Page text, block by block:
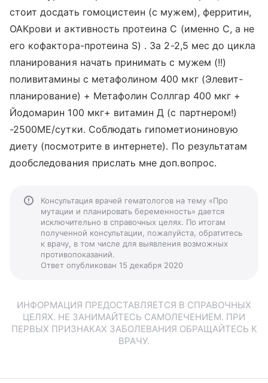
стоит досдать гомоцистеин (с мужем), ферритин,
ОАКрови и активность протеина С (именно С, а не
его кофактора-протеина S) . За 2-2,5 мес до цикла
планирования начать принимать с мужем (!!)
поливитамины с метафолином 400 мкг (Элевит-
планирование) + Метафолин Соллгар 400 мкг +
Йодомарин 100 мкг+ витамин Д (с партнером!)
-2500МЕ/сутки. Соблюдать гипометиониновую
диету (посмотрите в интернете). По результатам
дообследования прислать мне доп.вопрос.
Консультация врачей гематологов на тему «Про
мутации и планировать беременность» дается
исключительно в справочных целях. По итогам
полученной консультации, пожалуйста, обратитесь
к врачу, в том числе для выявления возможных
противопоказаний.
Ответ опубликован 15 декабря 2020
ИНФОРМАЦИЯ ПРЕДОСТАВЛЯЕТСЯ В СПРАВОЧНЫХ
ЦЕЛЯХ. НЕ ЗАНИМАЙТЕСЬ САМОЛЕЧЕНИЕМ. ПРИ
ПЕРВЫХ ПРИЗНАКАХ ЗАБОЛЕВАНИЯ ОБРАЩАЙТЕСЬ К
ВРАЧУ.